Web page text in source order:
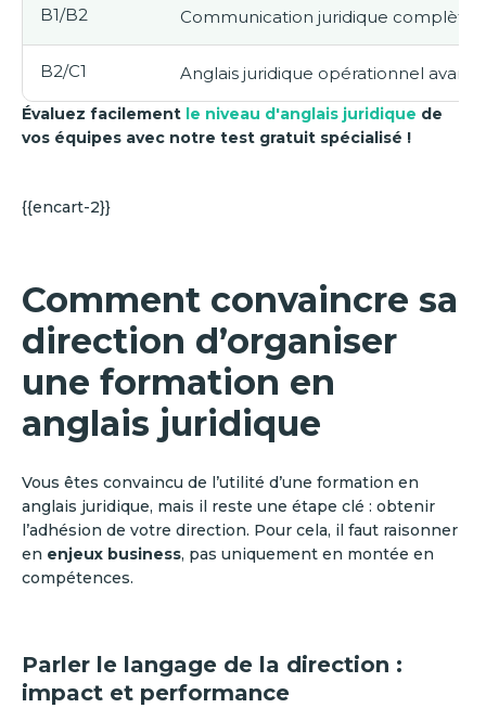
B1/B2 Communication juridique complète,
B2/C1 Anglais juridique opérationnel
Évaluez facilement le niveau d'anglais juridique de
vos équipes avec notre test gratuit spécialisé !
{{encart-2}}
Comment convaincre sa
direction d’organiser
une formation en
anglais juridique
Vous êtes convaincu de l’utilité d’une formation en
anglais juridique, mais il reste une étape clé : obtenir
l’adhésion de votre direction. Pour cela, il faut raisonner
en enjeux business, pas uniquement en montée en
compétences.
Parler le langage de la direction :
impact et performance